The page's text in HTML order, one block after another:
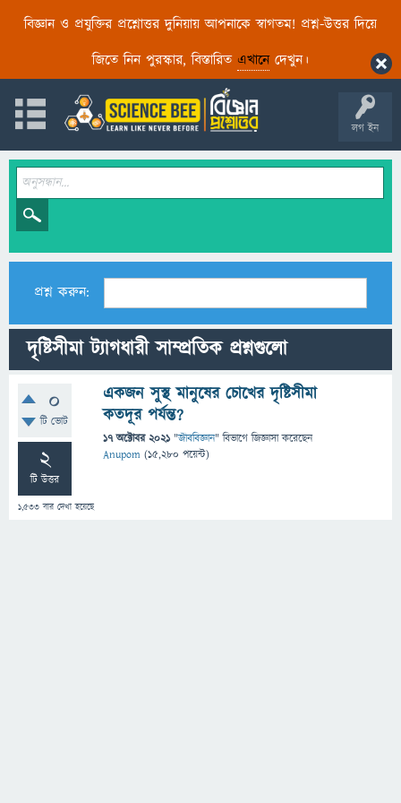
বিজ্ঞান ও প্রযুক্তির প্রশ্নোত্তর দুনিয়ায় আপনাকে স্বাগতম! প্রশ্ন-উত্তর দিয়ে
জিতে নিন পুরস্কার, বিস্তারিত এখানেদেখুন।
লগ ইন
প্রশ্ন করুন:
দৃষ্টিসীমা ট্যাগধারী সাম্প্রতিক প্রশ্নগুলো
0
টি ভোট
2
টি উত্তর
1,533 বার দেখা হয়েছে
একজন সুস্থ মানুষের চোখের দৃষ্টিসীমা
কতদূর পর্যন্ত?
17 অক্টোবর 2021 "জীববিজ্ঞান" বিভাগে জিজ্ঞাসাকরেছেন
Anupom (15,280 পয়েন্ট)